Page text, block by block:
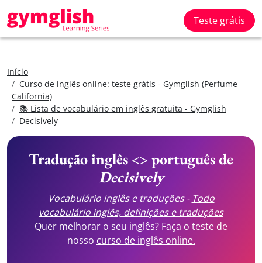
Teste grátis
Início
Curso de inglês online: teste grátis - Gymglish (Perfume
California)
📚 Lista de vocabulário em inglês gratuita - Gymglish
Decisively
Tradução inglês <> português de
Decisively
Vocabulário inglês e traduções - Todo
vocabulário inglês, definições e traduções
Quer melhorar o seu inglês? Faça o teste de
nosso curso de inglês online.